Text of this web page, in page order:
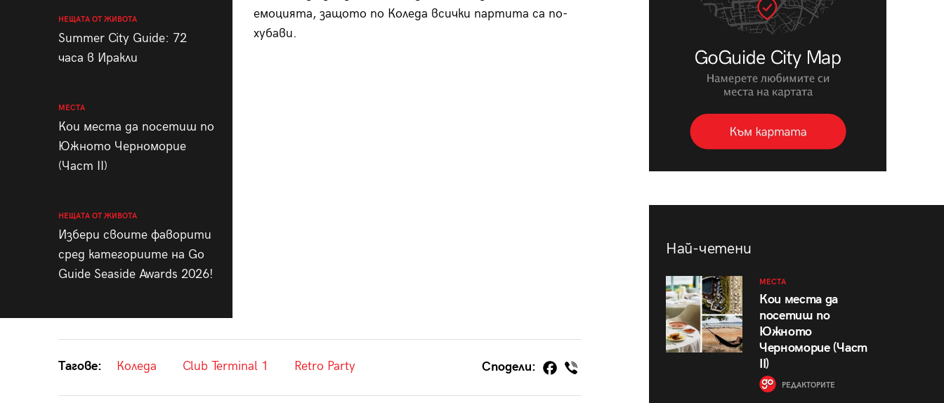
НЕЩАТА ОТ ЖИВОТА
Summer City Guide: 72
часа в Иракли
МЕСТА
Кои места да посетиш по
Южното Черноморие
(Част II)
НЕЩАТА ОТ ЖИВОТА
Избери своите фаворити
сред категориите на Go
Guide Seaside Awards 2026!
емоцията, защото по Коледа всички партита са по-
хубави.
Тагове: Коледа Club Terminal 1 Retro Party Сподели:
Най-четени
МЕСТА
Кои места да
посетиш по
Южното
Черноморие (Част
II)
РЕДАКТОРИТЕ